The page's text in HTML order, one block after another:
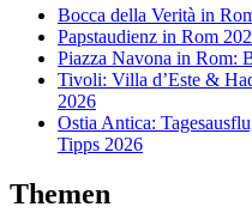
Bocca della Verità in
Papstaudienz in Rom
Piazza Navona in Rom:
Tivoli: Villa d’Este &
2026
Ostia Antica:
Tipps 2026
Themen